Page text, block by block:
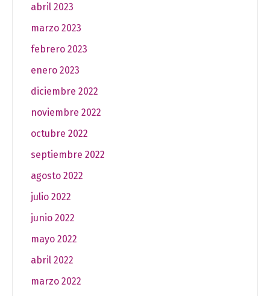
abril 2023
marzo 2023
febrero 2023
enero 2023
diciembre 2022
noviembre 2022
octubre 2022
septiembre 2022
agosto 2022
julio 2022
junio 2022
mayo 2022
abril 2022
marzo 2022